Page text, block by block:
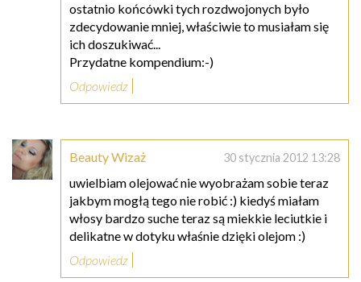
ostatnio końcówki tych rozdwojonych było
zdecydowanie mniej, właściwie to musiałam się
ich doszukiwać...
Przydatne kompendium:-)
Odpowiedz
Beauty Wizaż 30 stycznia 2012 13:28
uwielbiam olejować nie wyobrażam sobie teraz
jakbym mogłą tego nie robić :) kiedyś miałam
włosy bardzo suche teraz są miekkie leciutkie i
delikatne w dotyku właśnie dzięki olejom :)
Odpowiedz